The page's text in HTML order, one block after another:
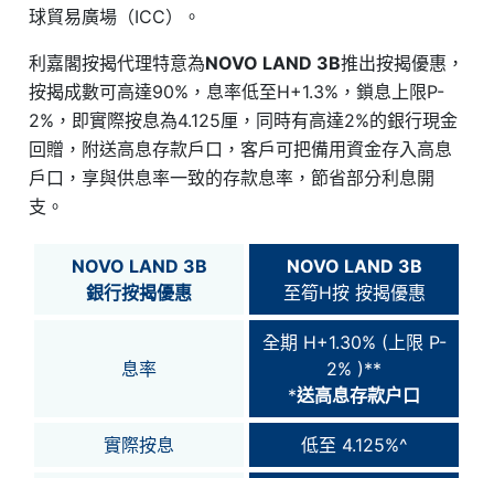
球貿易廣場（ICC）。
利嘉閣按揭代理特意為NOVO LAND 3B推出按揭優惠，
按揭成數可高達90%，息率低至H+1.3%，鎖息上限P-
2%，即實際按息為4.125厘，同時有高達2%的銀行現金
回贈，附送高息存款戶口，客戶可把備用資金存入高息
戶口，享與供息率一致的存款息率，節省部分利息開
支。
NOVO LAND 3B
銀行按揭優惠
NOVO LAND 3B
至筍H按 按揭優惠
息率
全期 H+1.30% (上限 P-
2% )**
*送高息存款户口
實際按息 低至 4.125%^